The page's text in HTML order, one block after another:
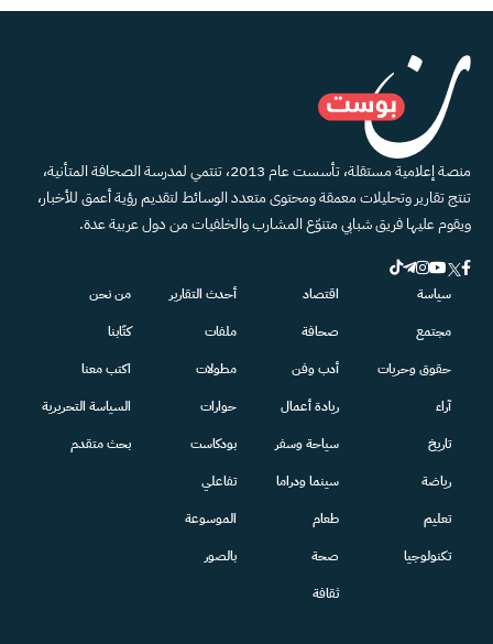
منصة إعلامية مستقلة، تأسست عام 2013، تنتمي لمدرسة الصحافة المتأنية،
تنتج تقارير وتحليلات معمقة ومحتوى متعدد الوسائط لتقديم رؤية أعمق للأخبار،
ويقوم عليها فريق شبابي متنوّع المشارب والخلفيات من دول عربية عدة.
سياسة
مجتمع
حقوق وحريات
آراء
تاريخ
رياضة
تعليم
تكنولوجيا
اقتصاد
صحافة
أدب وفن
ريادة أعمال
سياحة وسفر
سينما ودراما
طعام
صحة
ثقافة
أحدث التقارير
ملفات
مطولات
حوارات
بودكاست
تفاعلي
الموسوعة
بالصور
من نحن
كتّابنا
اكتب معنا
السياسة التحريرية
بحث متقدم